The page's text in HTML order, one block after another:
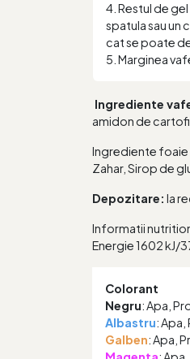
4. Restul de
spatula sau un
cat se poate
5. Marginea
Ingrediente
amidon de
Ingrediente
Zahar, Sirop de
Depozitare: la
Informatii
Energie 1602 kJ/
Colorant
Negru: Apa,
Albastru:
Galben: Apa,